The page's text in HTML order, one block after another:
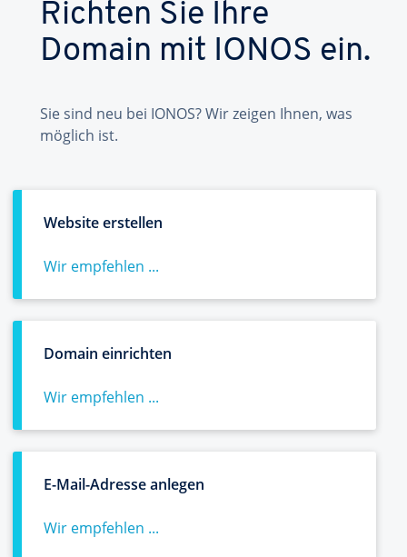
Richten Sie Ihre
Domain mit IONOS ein.
Sie sind neu bei IONOS? Wir zeigen Ihnen, was
möglich ist.
Website erstellen
Wir empfehlen ...
Domain einrichten
Wir empfehlen ...
E-Mail-Adresse anlegen
Wir empfehlen ...